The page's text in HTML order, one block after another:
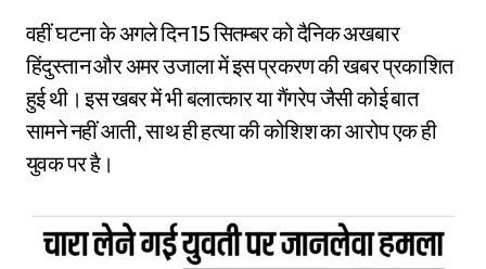
वहीं घटना के अगले दिन 15 सितम्बर को दैनिक अखबार
हिंदुस्तान और अमर उजाला में इस प्रकरण की खबर प्रकाशित
हुई थी। इस खबर में भी बलात्कार या गैंगरेप जैसी कोई बात
सामने नहीं आती, साथ ही हत्या की कोशिश का आरोप एक ही
युवक पर है।